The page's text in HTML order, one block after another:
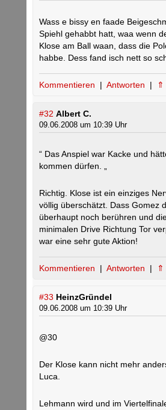
Wass e bissy en faade
Spiehl gehabbt hatt, waa wenn
Klose am Ball waan, dass die
habbe. Dess fand isch nett so
Kommentieren | Antworten | ⇑
#32 Albert C.
09.06.2008 um 10:39 Uhr
“ Das Anspiel war Kacke und
kommen dürfen. „
Richtig. Klose ist ein einziges
völlig überschätzt. Dass Gomez
überhaupt noch berühren und
minimalen Drive Richtung Tor
war eine sehr gute Aktion!
Kommentieren | Antworten | ⇑
#33 HeinzGründel
09.06.2008 um 10:39 Uhr
@30
Der Klose kann nicht mehr
Luca.
Lehmann wird und im